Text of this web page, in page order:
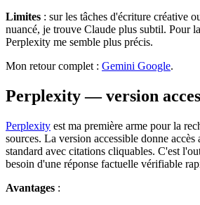
Limites : sur les tâches d'écriture créative
nuancé, je trouve Claude plus subtil. Pour
Perplexity me semble plus précis.
Mon retour complet : Gemini Google.
Perplexity — version
Perplexity est ma première arme pour la
sources. La version accessible donne accès
standard avec citations cliquables. C'est
besoin d'une réponse factuelle vérifiable
Avantages :